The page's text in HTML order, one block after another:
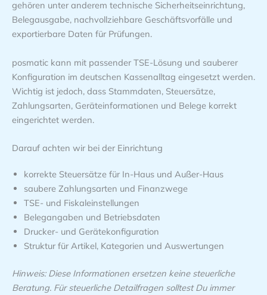
gehören unter anderem technische Sicherheitseinrichtung,
Belegausgabe, nachvollziehbare Geschäftsvorfälle und
exportierbare Daten für Prüfungen.
posmatic kann mit passender TSE-Lösung und sauberer
Konfiguration im deutschen Kassenalltag eingesetzt werden.
Wichtig ist jedoch, dass Stammdaten, Steuersätze,
Zahlungsarten, Geräteinformationen und Belege korrekt
eingerichtet werden.
Darauf achten wir bei der Einrichtung
korrekte Steuersätze für In-Haus und Außer-Haus
saubere Zahlungsarten und Finanzwege
TSE- und Fiskaleinstellungen
Belegangaben und Betriebsdaten
Drucker- und Gerätekonfiguration
Struktur für Artikel, Kategorien und Auswertungen
Hinweis: Diese Informationen ersetzen keine steuerliche
Beratung. Für steuerliche Detailfragen solltest Du immer